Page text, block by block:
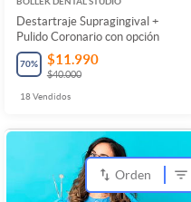
Destartraje Supragingival +
Pulido Coronario con opción
70% $11.990
$40.000
18Vendidos
Orden